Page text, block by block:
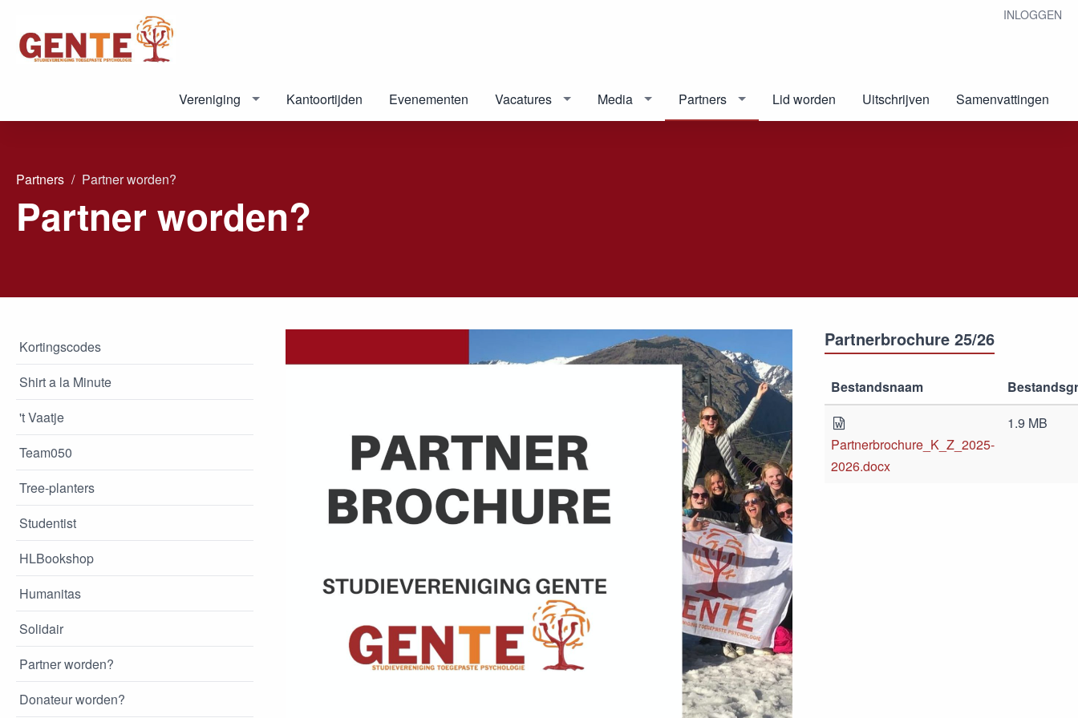
INLOGGEN
Vereniging Kantoortijden Evenementen Vacatures Media Partners Lid worden Uitschrijven Samenvattingen
Partners Partner worden?
Partner worden?
Kortingscodes
Shirt a la Minute
't Vaatje
Team050
Tree-planters
Studentist
HLBookshop
Humanitas
Solidair
Partner worden?
Donateur worden?
Partnerbrochure 25/26
Bestandsnaam
Partnerbrochure_K_Z_2025-
2026.docx
1.9 MB